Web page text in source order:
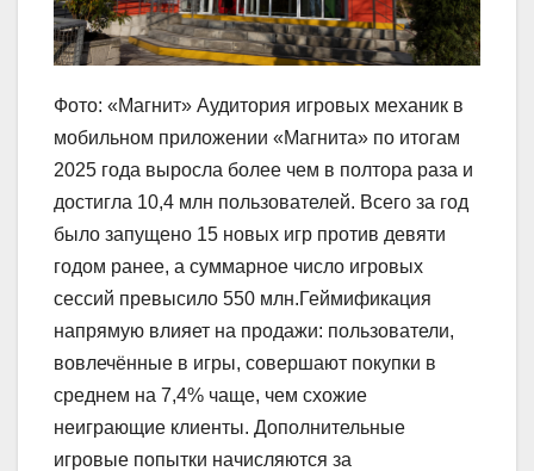
Фото: «Магнит» Аудитория игровых механик в
мобильном приложении «Магнита» по итогам
2025 года выросла более чем в полтора раза и
достигла 10,4 млн пользователей. Всего за год
было запущено 15 новых игр против девяти
годом ранее, а суммарное число игровых
сессий превысило 550 млн.Геймификация
напрямую влияет на продажи: пользователи,
вовлечённые в игры, совершают покупки в
среднем на 7,4% чаще, чем схожие
неиграющие клиенты. Дополнительные
игровые попытки начисляются за